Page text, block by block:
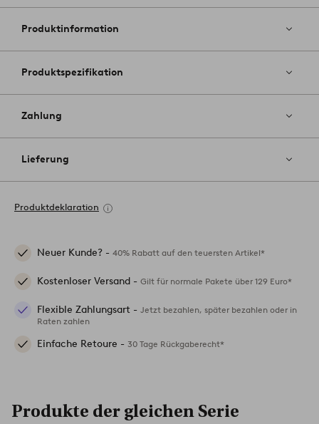
Favoriten
Produktinformation
Produktspezifikation
Zahlung
Lieferung
Produktdeklaration
Neuer Kunde? - 40% Rabatt auf den teuersten Artikel*
Kostenloser Versand - Gilt für normale Pakete über 129 Euro*
Flexible Zahlungsart - Jetzt bezahlen, später bezahlen oder in
Raten zahlen
Einfache Retoure - 30 Tage Rückgaberecht*
Produkte der gleichen Serie